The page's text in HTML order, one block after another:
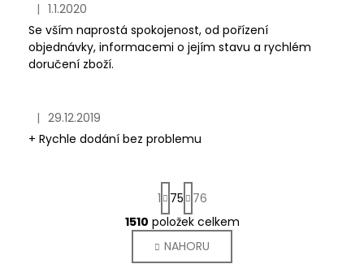
Hodnocení obchodu je 5 z 5 hvězdiček.
| 1.1.2020
Se vším naprostá spokojenost, od pořízení
objednávky, informacemi o jejím stavu a rychlém
doručení zboží.
Hodnocení obchodu je 5 z 5 hvězdiček.
| 29.12.2019
+ Rychle dodání bez problemu
O
v
l
S
t
r
á
n
k
1 75
76
1510 položek celkem
NAHORU